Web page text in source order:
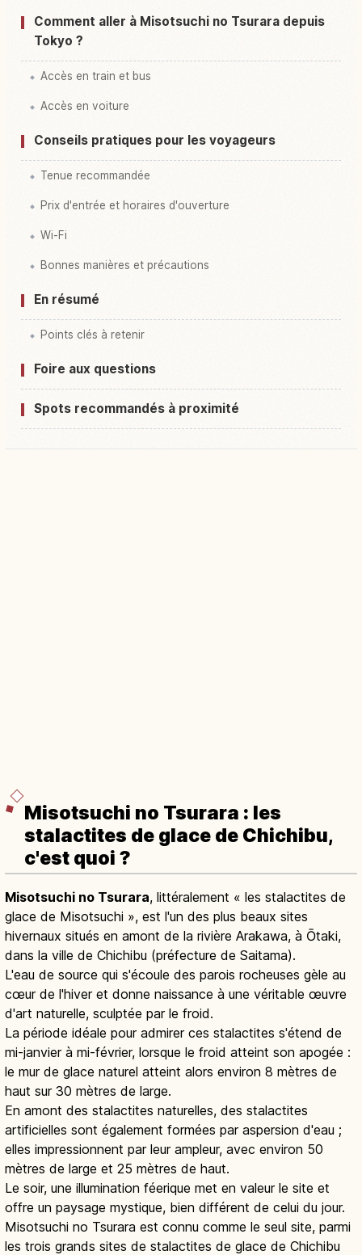
Comment aller à Misotsuchi no Tsurara depuis
Tokyo ?
Accès en train et bus
Accès en voiture
Conseils pratiques pour les voyageurs
Tenue recommandée
Prix d'entrée et horaires d'ouverture
Wi-Fi
Bonnes manières et précautions
En résumé
Points clés à retenir
Foire aux questions
Spots recommandés à proximité
Misotsuchi no Tsurara : les
stalactites de glace de Chichibu,
c'est quoi ?
Misotsuchi no Tsurara, littéralement « les stalactites de
glace de Misotsuchi », est l'un des plus beaux sites
hivernaux situés en amont de la rivière Arakawa, à Ōtaki,
dans la ville de Chichibu (préfecture de Saitama).
L'eau de source qui s'écoule des parois rocheuses gèle au
cœur de l'hiver et donne naissance à une véritable œuvre
d'art naturelle, sculptée par le froid.
La période idéale pour admirer ces stalactites s'étend de
mi-janvier à mi-février, lorsque le froid atteint son apogée :
le mur de glace naturel atteint alors environ 8 mètres de
haut sur 30 mètres de large.
En amont des stalactites naturelles, des stalactites
artificielles sont également formées par aspersion d'eau ;
elles impressionnent par leur ampleur, avec environ 50
mètres de large et 25 mètres de haut.
Le soir, une illumination féerique met en valeur le site et
offre un paysage mystique, bien différent de celui du jour.
Misotsuchi no Tsurara est connu comme le seul site, parmi
les trois grands sites de stalactites de glace de Chichibu